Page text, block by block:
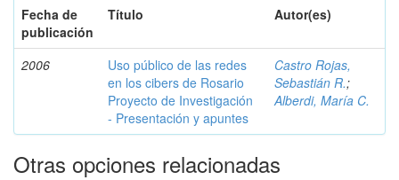
Fecha de
publicación
Título Autor(es)
2006
Uso público de las redes
en los cibers de Rosario
Proyecto de Investigación
- Presentación y apuntes
Castro Rojas,
Sebastián R.;
Alberdi, María C.
Otras opciones relacionadas